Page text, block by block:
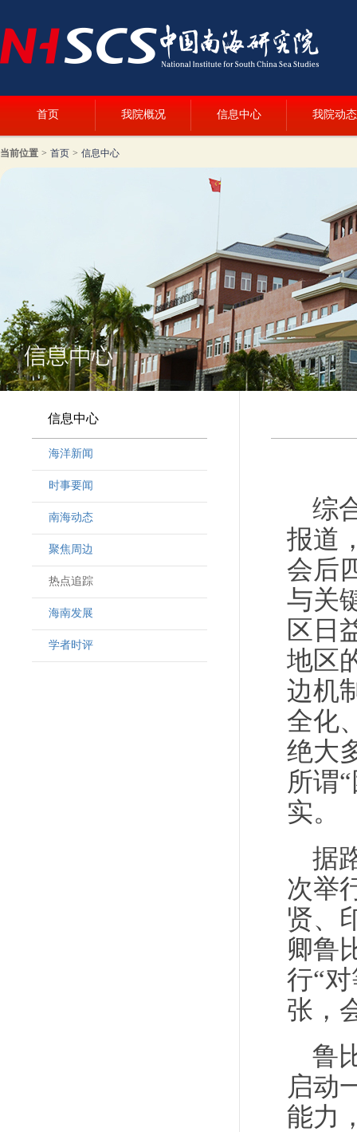
首页 我院概况 信息中心 我院动态
当前位置 > 首页 > 信息中心
信息中心
海洋新闻
时事要闻
南海动态
聚焦周边
热点追踪
海南发展
学者时评
综
报道
会后
与关
区日
地区
边机
全化
绝大
所谓
实。
据
次举
贤、
卿鲁
行“
张，
鲁
启动
能力